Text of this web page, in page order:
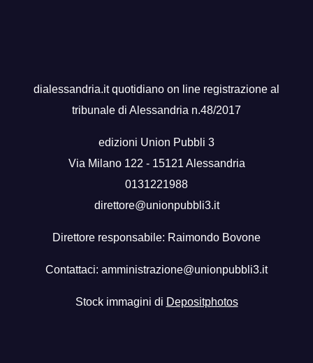
dialessandria.it quotidiano on line registrazione al
tribunale di Alessandria n.48/2017
edizioni Union Pubbli 3
Via Milano 122 - 15121 Alessandria
0131221988
direttore@unionpubbli3.it
Direttore responsabile: Raimondo Bovone
Contattaci: amministrazione@unionpubbli3.it
Stock immagini di Depositphotos